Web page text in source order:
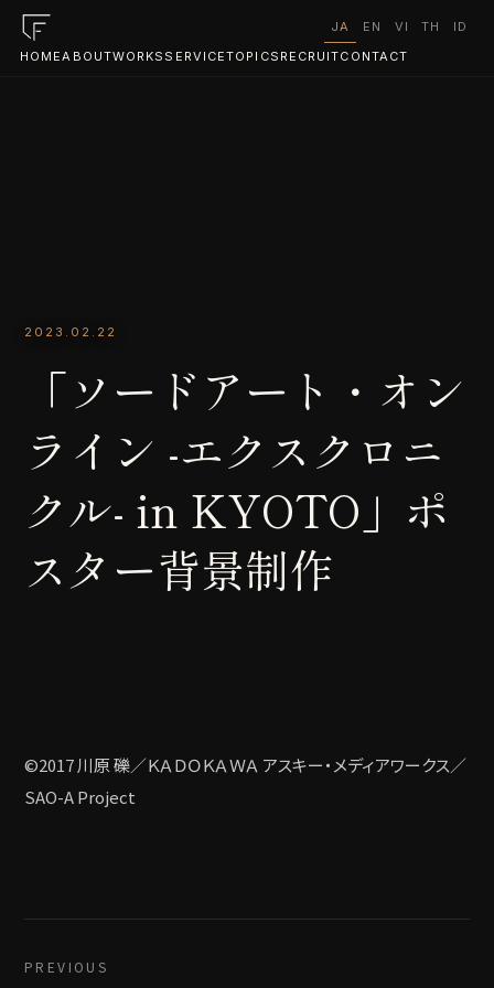
HOMEABOUTWORKS SERVICETOPICS RECRUITCONTACT
JA EN VI TH ID
2023.02.22
「ソードアート・オン
ライン -エクスクロニ
クル- in KYOTO」ポ
スター背景制作
©2017 川原 礫／ＫＡＤＯＫＡＷＡ アスキー・メディアワークス／
SAO-A Project
PREVIOUS